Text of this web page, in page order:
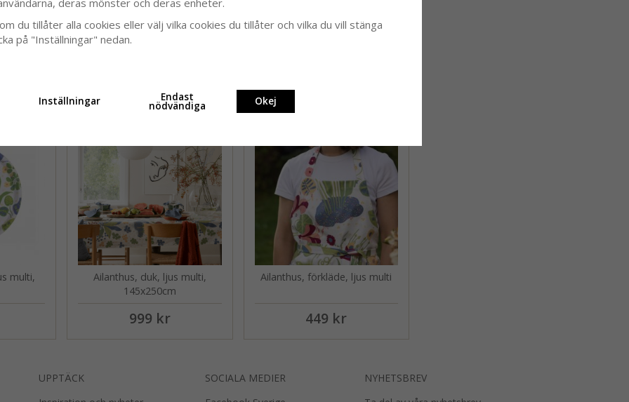
Rekommenderade produkter
multi,
Ailanthus, duk, ljus multi,
145x250cm
999 kr
Ailanthus, förkläde, ljus multi
449 kr
UPPTÄCK
SOCIALA MEDIER
NYHETSBREV
du tillåter alla cookies eller välj vilka cookies du tillåter och vilka du vill stänga
på "Inställningar" nedan.
Inställningar Endast
nödvändiga Okej